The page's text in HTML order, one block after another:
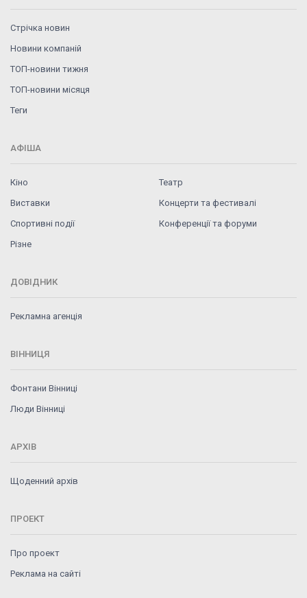
Стрічка новин
Новини компаній
ТОП-новини тижня
ТОП-новини місяця
Теги
АФІША
Кіно
Театр
Виставки
Концерти та фестивалі
Спортивні події
Конференції та форуми
Різне
ДОВІДНИК
Рекламна агенція
ВІННИЦЯ
Фонтани Вінниці
Люди Вінниці
АРХІВ
Щоденний архів
ПРОЕКТ
Про проект
Реклама на сайті